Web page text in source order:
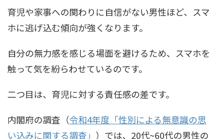
育児や家事への関わりに自信がない男性ほど、スマ
ホに逃げ込む傾向が強くなります。
自分の無力感を感じる場面を避けるため、スマホを
触って気を紛らわせているのです。
二つ目は、育児に対する責任感の差です。
内閣府の調査（令和4年度「性別による無意識の思
い込みに関する調査」 ）では、20代~60代の男性の